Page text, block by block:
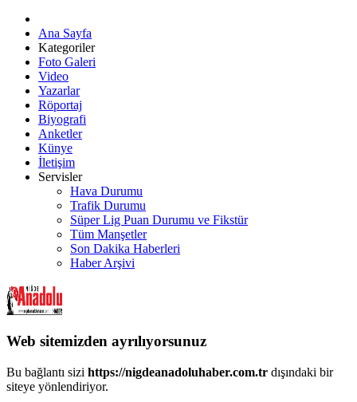
Ana Sayfa
Kategoriler
Foto Galeri
Video
Yazarlar
Röportaj
Biyografi
Anketler
Künye
İletişim
Servisler
Hava Durumu
Trafik Durumu
Süper Lig Puan Durumu ve Fikstür
Tüm Manşetler
Son Dakika Haberleri
Haber Arşivi
Web sitemizden ayrılıyorsunuz
Bu bağlantı sizi https://nigdeanadoluhaber.com.tr dışındaki bir
siteye yönlendiriyor.